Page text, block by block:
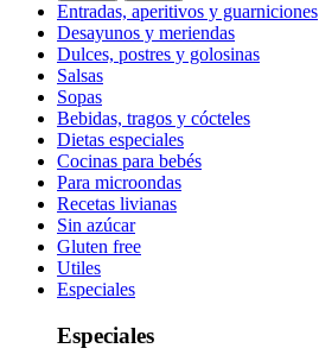
Entradas, aperitivos y guarniciones
Desayunos y meriendas
Dulces, postres y golosinas
Salsas
Sopas
Bebidas, tragos y cócteles
Dietas especiales
Cocinas para bebés
Para microondas
Recetas livianas
Sin azúcar
Gluten free
Utiles
Especiales
Especiales